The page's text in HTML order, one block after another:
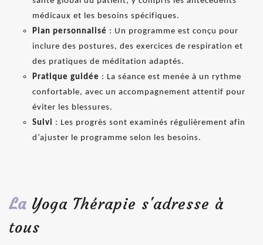
médicaux et les besoins spécifiques.
Plan personnalisé : Un programme est conçu pour
inclure des postures, des exercices de respiration et
des pratiques de méditation adaptés.
Pratique guidée : La séance est menée à un rythme
confortable, avec un accompagnement attentif pour
éviter les blessures.
Suivi : Les progrès sont examinés régulièrement afin
d’ajuster le programme selon les besoins.
La Yoga Thérapie s'adresse à
tous